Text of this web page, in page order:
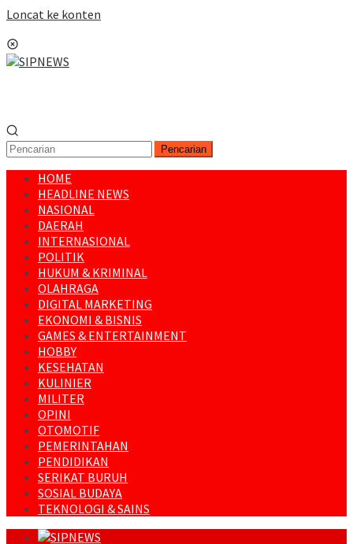
Loncat ke konten
Pencarian
HOME
HEADLINE NEWS
NASIONAL
DAERAH
INTERNASIONAL
POLITIK
HUKUM & KRIMINAL
OLAHRAGA
DIGITAL MARKETING
EKONOMI & BISNIS
GAMES & ENTERTAINMENT
HOBBY
KESEHATAN
KULINIER
MILITER
OPINI
OTOMOTIF
PEMERINTAHAN
PENDIDIKAN
SERIKAT BURUH
SOSIAL BUDAYA
TEKNOLOGI & SAINS